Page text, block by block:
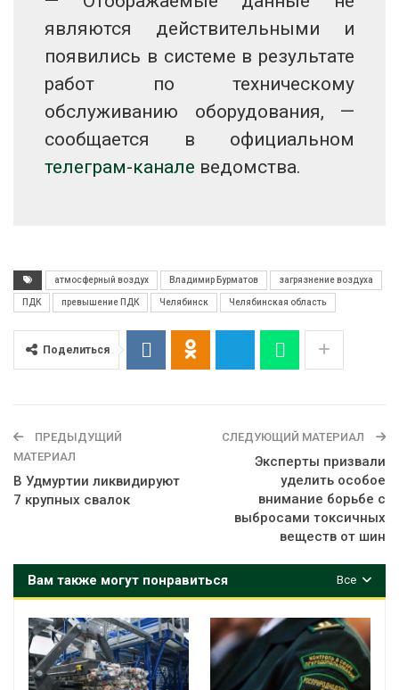
являются действительными и
появились в системе в результате
работ по техническому
обслуживанию оборудования, —
сообщается в официальном
телеграм-канале ведомства.
атмосферный воздух Владимир Бурматов загрязнение воздуха
ПДК превышение ПДК Челябинск Челябинская область
Поделиться
ПРЕДЫДУЩИЙ
МАТЕРИАЛ
В Удмуртии ликвидируют
7 крупных свалок
СЛЕДУЮЩИЙ МАТЕРИАЛ
Эксперты призвали
уделить особое
внимание борьбе с
выбросами токсичных
веществ от шин
Все
Вам также могут понравиться